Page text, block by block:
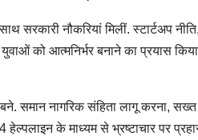
सरकारी नौकरियां मिलीं. स्टार्टअप
को आत्मनिर्भर बनाने का प्रयास
समान नागरिक संहिता लागू करना, सख्त
के माध्यम से भ्रष्टाचार पर